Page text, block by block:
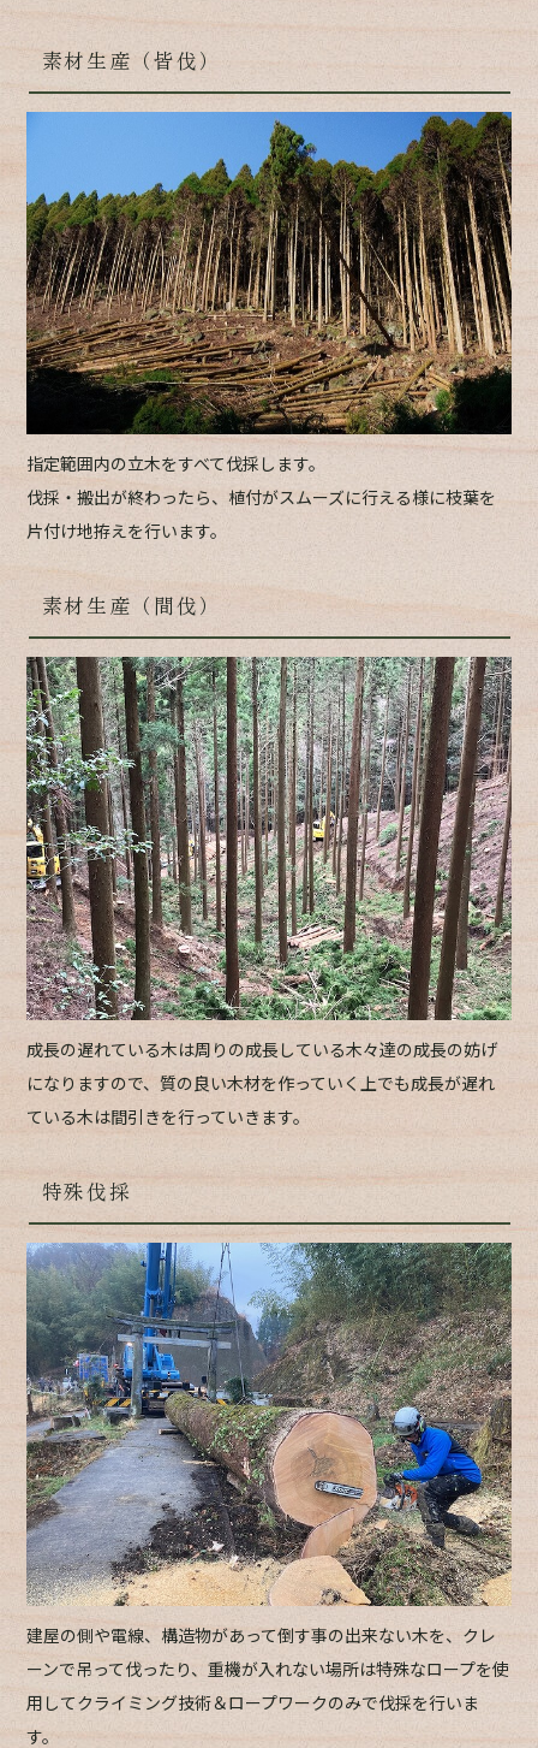
素材生産（皆伐）
指定範囲内の立木をすべて伐採します。
伐採・搬出が終わったら、植付がスムーズに行える様に枝葉を
片付け地拵えを行います。
素材生産（間伐）
成長の遅れている木は周りの成長している木々達の成長の妨げ
になりますので、質の良い木材を作っていく上でも成長が遅れ
ている木は間引きを行っていきます。
特殊伐採
建屋の側や電線、構造物があって倒す事の出来ない木を、クレ
ーンで吊って伐ったり、重機が入れない場所は特殊なロープを使
用してクライミング技術＆ロープワークのみで伐採を行いま
す。